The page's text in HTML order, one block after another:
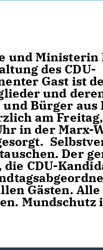
und Ministerin
des CDU-
Gast ist
und
Bürger
am
in der Marx-
Der
CDU-
Gästen. Alle
Mundschutz